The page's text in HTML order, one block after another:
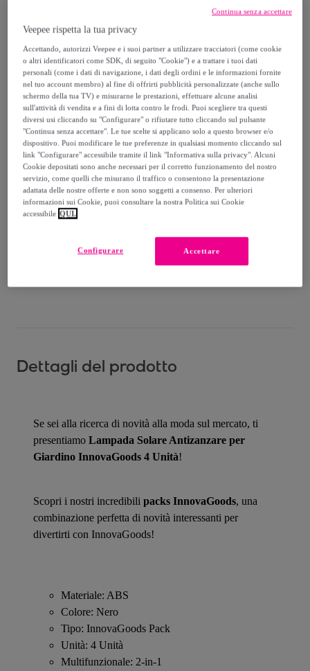
Recupero del tuo vecchio prodotto possibile
vedi le condizioni
Venduto daInnovaGoods
Consegna
Spedizione gratuita
18/08
Dettagli del prodotto
Se sei alla ricerca di novità alla moda sul mercato, ti
presentiamo Lampada Solare Antizanzare per
Giardino InnovaGoods 4 Unità!
Scopri i nostri incredibili packs InnovaGoods, una
combinazione perfetta di novità interessanti per
divertirti con InnovaGoods!
Materiale: ABS
Colore: Nero
Tipo: InnovaGoods Pack
Unità: 4 Unità
Multifunzionale: 2-in-1
Veepee rispetta la tua privacy
Accettando, autorizzi Veepee e i suoi partner a utilizzare tracciatori (come cookie
o altri identificatori come SDK, di seguito "Cookie") e a trattare i tuoi dati
personali (come i dati di navigazione, i dati degli ordini e le informazioni fornite
nel tuo account membro) al fine di offrirti pubblicità personalizzate (anche sullo
schermo della tua TV) e misurarne le prestazioni, effettuare alcune analisi
sull'attività di vendita e a fini di lotta contro le frodi. Puoi scegliere tra questi
diversi usi cliccando su "Configurare" o rifiutare tutto cliccando sul pulsante
"Continua senza accettare". Le tue scelte si applicano solo a questo browser e/o
dispositivo. Puoi modificare le tue preferenze in qualsiasi momento cliccando sul
link "Configurare" accessibile tramite il link "Informativa sulla privacy". Alcuni
Cookie depositati sono anche necessari per il corretto funzionamento del nostro
servizio, come quelli che misurano il traffico o consentono la presentazione
adattata delle nostre offerte e non sono soggetti a consenso. Per ulteriori
informazioni sui Cookie, puoi consultare la nostra Politica sui Cookie
accessibile QUI.
Accettare
Configurare
Continua senza accettare